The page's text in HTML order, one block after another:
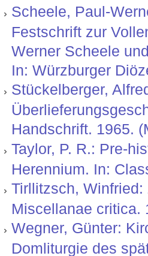
Scheele, Paul-
Festschrift zur
Werner Scheele
In: Würzburger
Stückelberger,
Handschrift. 1965.
Taylor, P. R.: Pre-
Herennium. In:
Tirllitzsch, Winfried:
Miscellanae critica.
Wegner, Günter:
Domliturgie des